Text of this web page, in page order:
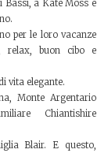
Bassi, a Kate Moss e
per le loro vacanze
relax, buon cibo e
vita elegante.
Monte Argentario
Chiantishire
Blair. E questo,